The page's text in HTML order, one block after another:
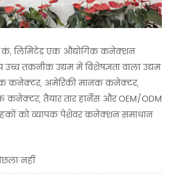
लिमिटेड एक औद्योगिक कनेक्शन
उच्च तकनीक उद्यम में विशेषज्ञता वाला उद्यम
कनेक्टर, अमेरिकी मानक कनेक्टर,
तैयार तार हार्नेस और OEM/ODM
को व्यापक पेशेवर कनेक्शन समाधान
नहीं